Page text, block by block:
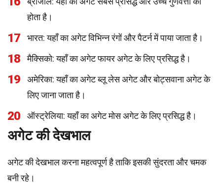
होता है।
17 भारत: यहाँ का अगेट विभिन्न रंगों और पैटर्न में पाया जाता है।
18 मैक्सिको: यहाँ का अगेट फायर अगेट के लिए प्रसिद्ध है।
19
अमेरिका: यहाँ का अगेट ब्लू लेस अगेट और बोट्सवाना अगेट के
लिए जाना जाता है।
20 ऑस्ट्रेलिया: यहाँ का अगेट मोस अगेट के लिए प्रसिद्ध है।
अगेट की देखभाल
अगेट की देखभाल करना महत्वपूर्ण है ताकि इसकी सुंदरता और चमक
बनी रहे।